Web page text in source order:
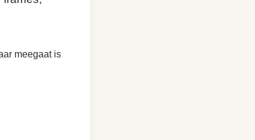
meegaat is